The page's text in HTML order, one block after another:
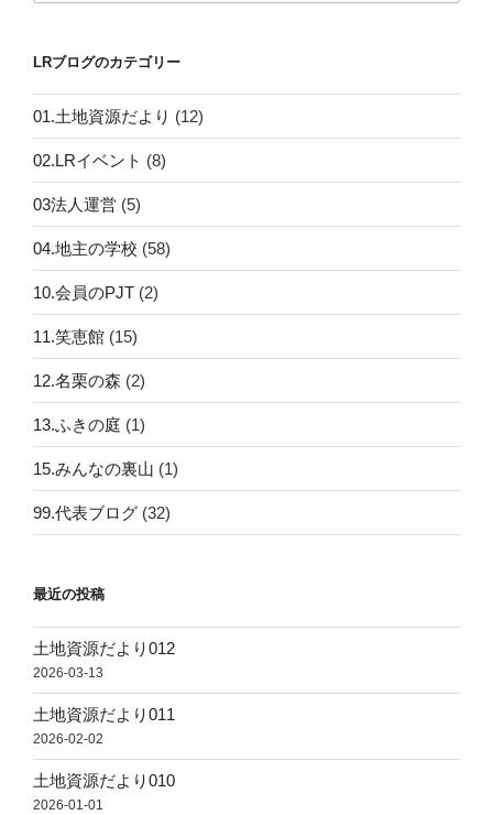
LRブログのカテゴリー
01.土地資源だより (12)
02.LRイベント (8)
03法人運営 (5)
04.地主の学校 (58)
10.会員のPJT (2)
11.笑恵館 (15)
12.名栗の森 (2)
13.ふきの庭 (1)
15.みんなの裏山 (1)
99.代表ブログ (32)
最近の投稿
土地資源だより012
2026-03-13
土地資源だより011
2026-02-02
土地資源だより010
2026-01-01